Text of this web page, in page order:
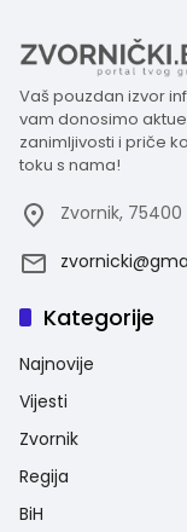
Vaš pouzdan izvor
vam donosimo
zanimljivosti i priče
toku s nama!
Zvornik, 75400
Kategorije
Najnovije
Vijesti
Zvornik
Regija
BiH